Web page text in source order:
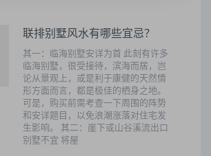
联排别墅风水有哪些宜忌？
其一：临海别墅安详为首 此刻有许多
临海别墅，很受接待，滨海而居，岂
论从景观上，或是利于康健的天然情
形方面而言，都是极佳的栖身之地。
可是，购买前需考查一下周围的阵势
和安详题目，以免浪潮涨落对住宅发
生影响。 其二：崖下或山谷溪流出口
别墅不宜 将屋